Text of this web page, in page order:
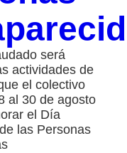
será
actividades de
el colectivo
al 30 de agosto
el Día
las Personas